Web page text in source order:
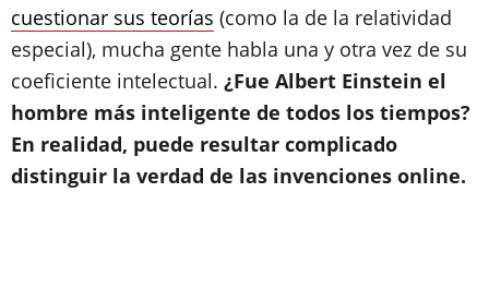
cuestionar sus teorías (como la de la relatividad
especial), mucha gente habla una y otra vez de su
coeficiente intelectual. ¿Fue Albert Einstein el
hombre más inteligente de todos los tiempos?
En realidad, puede resultar complicado
distinguir la verdad de las invenciones online.